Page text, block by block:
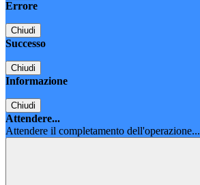
Errore
Chiudi
Successo
Chiudi
Informazione
Chiudi
Attendere...
Attendere il completamento dell'operazione...